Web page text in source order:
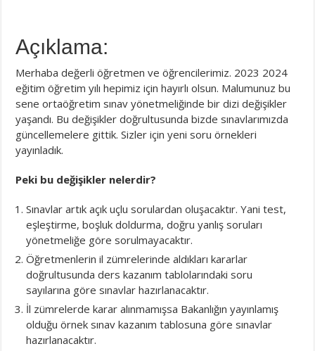
Açıklama:
Merhaba değerli öğretmen ve öğrencilerimiz. 2023 2024
eğitim öğretim yılı hepimiz için hayırlı olsun. Malumunuz bu
sene ortaöğretim sınav yönetmeliğinde bir dizi değişikler
yaşandı. Bu değişikler doğrultusunda bizde sınavlarımızda
güncellemelere gittik. Sizler için yeni soru örnekleri
yayınladık.
Peki bu değişikler nelerdir?
Sınavlar artık açık uçlu sorulardan oluşacaktır. Yani test,
eşleştirme, boşluk doldurma, doğru yanlış soruları
yönetmeliğe göre sorulmayacaktır.
Öğretmenlerin il zümrelerinde aldıkları kararlar
doğrultusunda ders kazanım tablolarındaki soru
sayılarına göre sınavlar hazırlanacaktır.
İl zümrelerde karar alınmamışsa Bakanlığın yayınlamış
olduğu örnek sınav kazanım tablosuna göre sınavlar
hazırlanacaktır.